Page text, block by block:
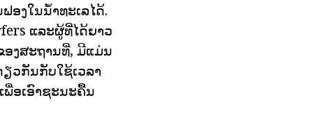
ອງໃນນ້ໍາທະເລໄດ້.
ແລະຜູ້ທີ່ໄດ້ຍາວ
ງສະຖານທີ່, ມີແມ່ນ
ວກັນກັບໃຊ້ເວລາ
ອເອົາຊະນະຄື້ນ